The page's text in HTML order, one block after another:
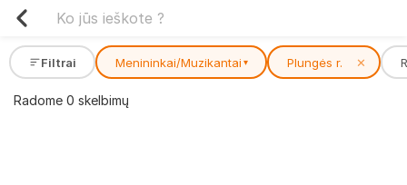
Filtrai Menininkai/Muzikantai ▾ Plungės r. ✕
Radome 0 skelbimų